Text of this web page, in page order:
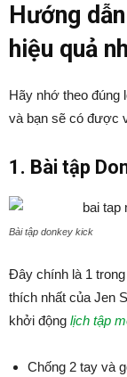
Hướng
hiệu quả
Hãy nhớ theo đúng
và bạn sẽ có được
1. Bài tập
Bài tập donkey kick
Đây chính là 1
thích nhất của Jen
khởi động lịch tập
Chống 2 tay và